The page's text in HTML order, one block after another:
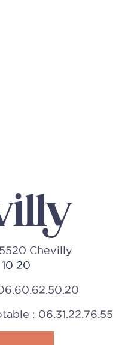
Chevilly
20
: 06.31.22.76.55